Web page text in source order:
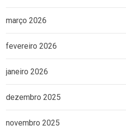
março 2026
fevereiro 2026
janeiro 2026
dezembro 2025
novembro 2025